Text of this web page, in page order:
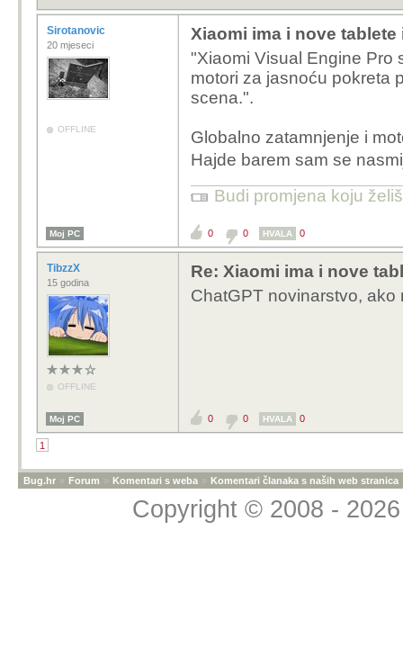
Sirotanovic
20 mjeseci
OFFLINE
Xiaomi ima i nove tablete
"Xiaomi Visual Engine Pro
motori za jasnoću pokreta
scena.".
Globalno zatamnjenje i
Hajde barem sam se
Budi promjena koju
Moj PC 0 0 HVALA 0
TibzzX
15 godina
OFFLINE
Re: Xiaomi ima i nove
ChatGPT novinarstvo, ako
Moj PC 0 0 HVALA 0
1
Bug.hr » Forum » Komentari s weba » Komentari članaka s naših web stranica
Copyright © 2008 -